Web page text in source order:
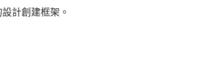
計創建框架。